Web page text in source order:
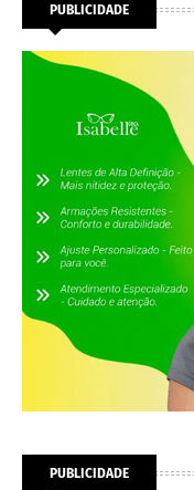
PUBLICIDADE
PUBLICIDADE